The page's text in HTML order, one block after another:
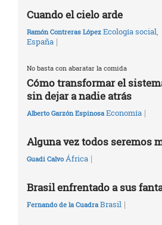
Cuando el cielo arde
Ramón Contreras López Ecología social,
España |
No basta con abaratar la comida
Cómo transformar el
sin dejar a nadie atrás
Alberto Garzón Espinosa Economía |
Alguna vez todos seremos
Guadi Calvo África |
Brasil enfrentado a sus
Fernando de la Cuadra Brasil |